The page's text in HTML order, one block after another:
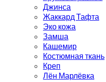
Джинса
Жаккард Тафта
Эко кожа
Замша
Кашемир
Костюмная ткань
Креп
Лён Марлёвка